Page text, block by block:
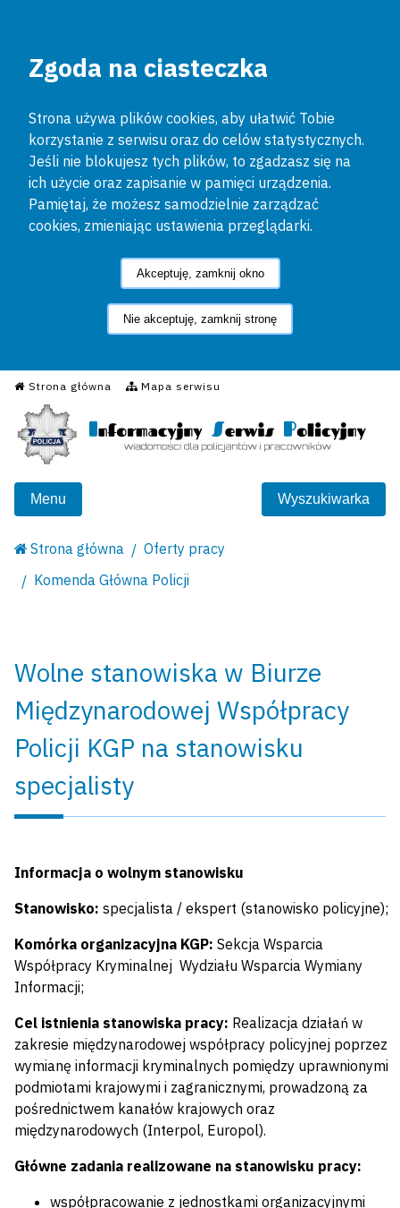
Zgoda na ciasteczka
Strona używa plików cookies, aby ułatwić Tobie
korzystanie z serwisu oraz do celów statystycznych.
Jeśli nie blokujesz tych plików, to zgadzasz się na
ich użycie oraz zapisanie w pamięci urządzenia.
Pamiętaj, że możesz samodzielnie zarządzać
cookies, zmieniając ustawienia przeglądarki.
Akceptuję, zamknij okno
Nie akceptuję, zamknij stronę
Strona główna Mapa serwisu
Informacyjny Serwis
Menu Wyszukiwarka
Strona główna
Oferty pracy
Komenda Główna Policji
Wolne stanowiska w Biurze
Międzynarodowej Współpracy
Policji KGP na stanowisku
specjalisty
Informacja o wolnym stanowisku
Stanowisko: specjalista / ekspert (stanowisko policyjne);
Komórka organizacyjna KGP: Sekcja Wsparcia
Współpracy Kryminalnej Wydziału Wsparcia Wymiany
Informacji;
Cel istnienia stanowiska pracy: Realizacja działań w
zakresie międzynarodowej współpracy policyjnej poprzez
wymianę informacji kryminalnych pomiędzy uprawnionymi
podmiotami krajowymi i zagranicznymi, prowadzoną za
pośrednictwem kanałów krajowych oraz
międzynarodowych (Interpol, Europol).
Główne zadania realizowane na stanowisku pracy:
współpracowanie z jednostkami organizacyjnymi